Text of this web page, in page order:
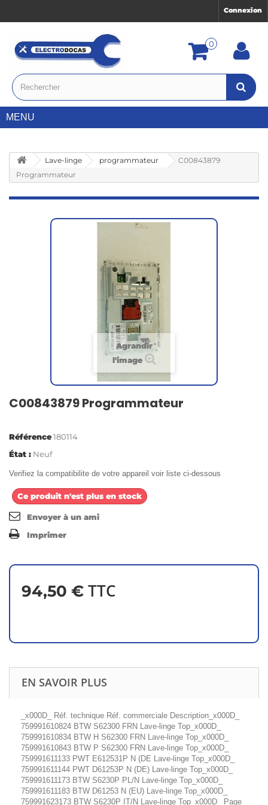
Connexion
0
MENU
Lave-linge programmateur
C00843879
Programmateur
Agrandir
l'image
C00843879 Programmateur
Référence180114
État : Neuf
Verifiez la compatibilite de votre appareil voir liste ci-dessous
Ce produit n'est plus en stock
Envoyer à un ami
Imprimer
94,50 € TTC
EN SAVOIR PLUS
_x000D_ Réf. technique Réf. commerciale Description_x000D_
759991610824 BTW S62300 FRN Lave-linge Top_x000D_
759991610834 BTW H S62300 FRN Lave-linge Top_x000D_
759991610843 BTW P S62300 FRN Lave-linge Top_x000D_
759991611133 PWT E612531P N (DE Lave-linge Top_x000D_
759991611144 PWT D61253P N (DE) Lave-linge Top_x000D_
759991611173 BTW S6230P PL/N Lave-linge Top_x000D_
759991611183 BTW D61253 N (EU) Lave-linge Top_x000D_
759991623173 BTW S6230P IT/N Lave-linge Top_x000D_ Page